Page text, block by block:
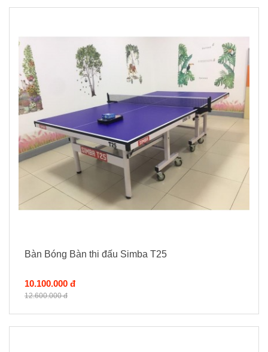
Bàn Bóng Bàn thi đấu Simba T25
10.100.000 đ
12.600.000 đ